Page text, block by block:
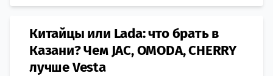
Китайцы или Lada: что брать в
Казани? Чем JAC, OMODA, CHERRY
лучше Vesta